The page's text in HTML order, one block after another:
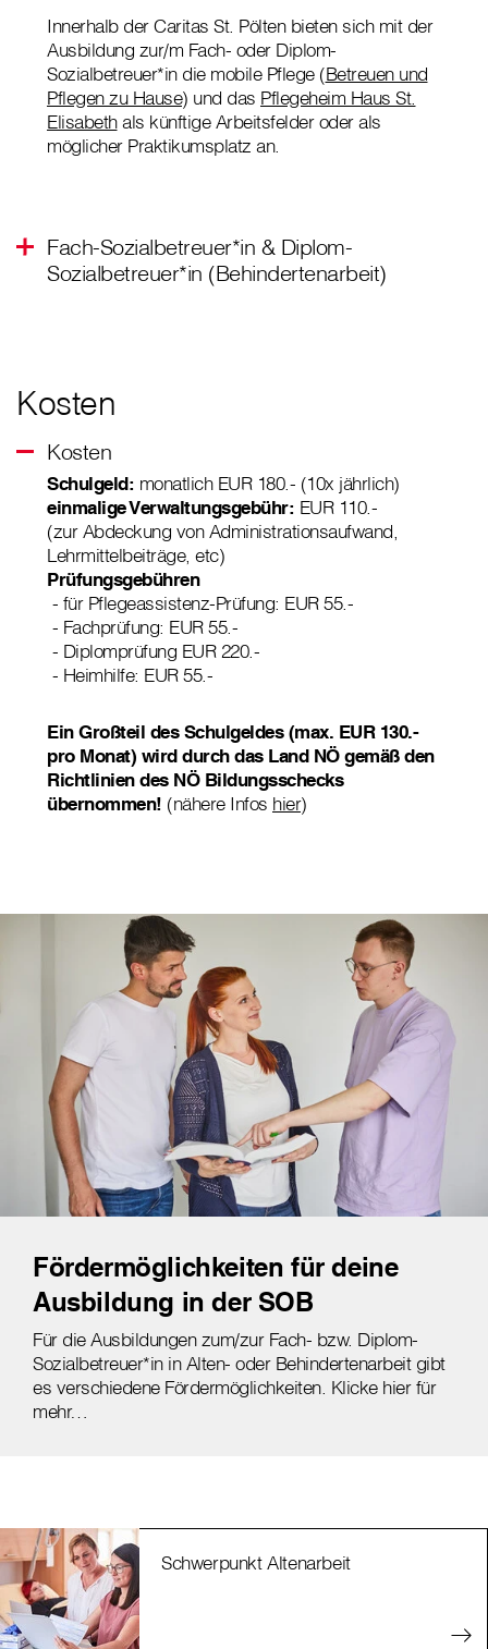
Innerhalb der Caritas St. Pölten bieten sich mit der
Ausbildung zur/m Fach- oder Diplom-
Sozialbetreuer*in die mobile Pflege (Betreuen und
Pflegen zu Hause) und das Pflegeheim Haus St.
Elisabethals künftige Arbeitsfelder oder als
möglicher Praktikumsplatz an.
Fach-Sozialbetreuer*in & Diplom-
Sozialbetreuer*in (Behindertenarbeit)
Kosten
Kosten
Schulgeld: monatlich EUR 180.- (10x jährlich)
einmalige Verwaltungsgebühr: EUR 110.-
(zur Abdeckung von Administrationsaufwand,
Lehrmittelbeiträge, etc)
Prüfungsgebühren
- für Pflegeassistenz-Prüfung: EUR 55.-
- Fachprüfung: EUR 55.-
- Diplomprüfung EUR 220.-
- Heimhilfe: EUR 55.-
Ein Großteil des Schulgeldes (max. EUR 130.-
pro Monat) wird durch das Land NÖ gemäß den
Richtlinien des NÖ Bildungsschecks
übernommen! (nähere Infos hier)
Fördermöglichkeiten für deine
Ausbildung in der SOB
Für die Ausbildungen zum/zur Fach- bzw. Diplom-
Sozialbetreuer*in in Alten- oder Behindertenarbeit gibt
es verschiedene Fördermöglichkeiten. Klicke hier für
mehr…
Schwerpunkt Altenarbeit